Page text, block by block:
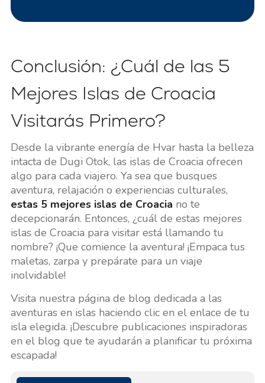
Conclusión: ¿Cuál de las 5
Mejores Islas de Croacia
Visitarás Primero?
Desde la vibrante energía de Hvar hasta la belleza
intacta de Dugi Otok, las islas de Croacia ofrecen
algo para cada viajero. Ya sea que busques
aventura, relajación o experiencias culturales,
estas 5 mejores islas de Croacia no te
decepcionarán. Entonces, ¿cuál de estas mejores
islas de Croacia para visitar está llamando tu
nombre? ¡Que comience la aventura! ¡Empaca tus
maletas, zarpa y prepárate para un viaje
inolvidable!
Visita nuestra página de blog dedicada a las
aventuras en islas haciendo clic en el enlace de tu
isla elegida. ¡Descubre publicaciones inspiradoras
en el blog que te ayudarán a planificar tu próxima
escapada!